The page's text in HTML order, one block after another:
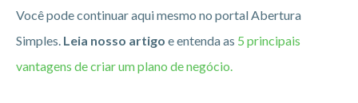
Você pode continuar aqui mesmo no portal Abertura
Simples. Leia nosso artigo e entenda as 5 principais
vantagens de criar um plano de negócio.